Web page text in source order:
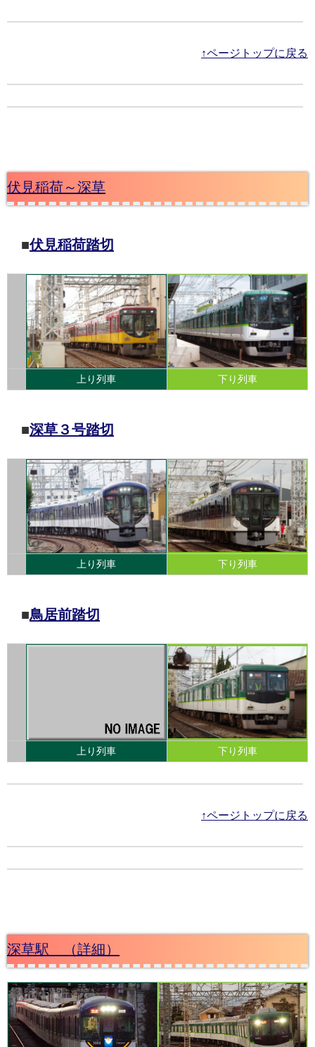
↑ページトップに戻る
伏見稲荷～深草
■伏見稲荷踏切
上り列車 下り列車
■深草３号踏切
上り列車 下り列車
■鳥居前踏切
上り列車 下り列車
↑ページトップに戻る
深草駅 （詳細）